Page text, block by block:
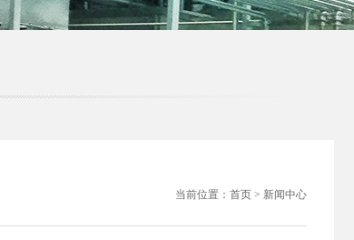
当前位置： 首页 > 新闻中心